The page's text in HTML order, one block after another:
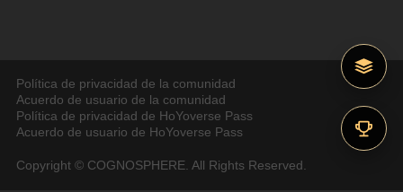
Política de privacidad de la comunidad
Acuerdo de usuario de la comunidad
Política de privacidad de HoYoverse Pass
Acuerdo de usuario de HoYoverse Pass
Copyright © COGNOSPHERE. All Rights Reserved.